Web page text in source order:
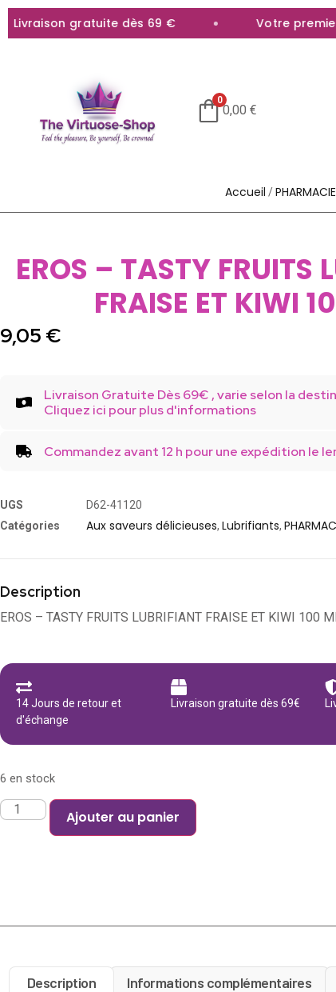
gratuite dès 69 € Votre premier
0
0,00€
Accueil /PHARMACIE
EROS – TASTY FRUITS
FRAISE ET KIWI
9,05 €
Livraison Gratuite Dès 69€ , varie selon la
Cliquez ici pour plus d'informations
Commandez avant 12 h pour une expédition le
UGS
D62-41120
Catégories
Aux saveurs délicieuses, Lubrifiants,
Description
EROS – TASTY FRUITS LUBRIFIANT FRAISE ET KIWI 100
14 Jours de retour et
d'échange
Livraison gratuite dès 69€
6 en stock
Ajouter au panier
Description Informations complémentaires